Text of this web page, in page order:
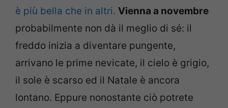
è più bella che in altri. Vienna a novembre
probabilmente non dà il meglio di sé: il
freddo inizia a diventare pungente,
arrivano le prime nevicate, il cielo è grigio,
il sole è scarso ed il Natale è ancora
lontano. Eppure nonostante ciò potrete